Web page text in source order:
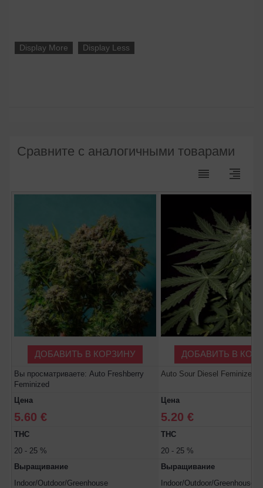
Display More Display Less
Сравните с аналогичными товарами
reorder format_align_right
ДОБАВИТЬ В КОРЗИНУ ДОБАВИТЬ В
Вы просматриваете: Auto Freshberry
Feminized
Auto Sour Diesel Feminized
Цена
5.60 €
Цена
5.20 €
THC
20 - 25 %
THC
20 - 25 %
Выращивание
Indoor/Outdoor/Greenhouse
Выращивание
Indoor/Outdoor/Greenhouse